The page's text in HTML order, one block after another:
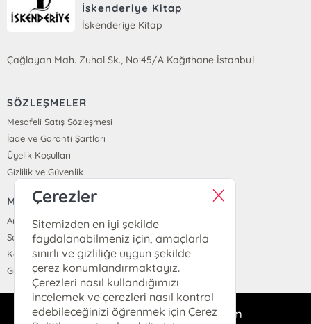
İskenderiye Kitap
İskenderiye Kitap
Çağlayan Mah. Zuhal Sk., No:45/A Kağıthane İstanbul
SÖZLEŞMELER
Mesafeli Satış Sözleşmesi
İade ve Garanti Şartları
Üyelik Koşulları
Gizlilik ve Güvenlik
MENÜ
Anasayfa
Sepetim
Kayıt Ol
Giriş Yap
iskenderiyekitap@gmail.com
Çerezler
Sitemizden en iyi şekilde
faydalanabilmeniz için, amaçlarla
sınırlı ve gizliliğe uygun şekilde
çerez konumlandırmaktayız.
Çerezleri nasıl kullandığımızı
incelemek ve çerezleri nasıl kontrol
edebileceğinizi öğrenmek için Çerez